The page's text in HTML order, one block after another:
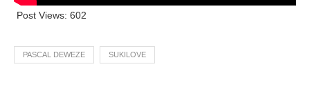
Post Views: 602
PASCAL DEWEZE SUKILOVE